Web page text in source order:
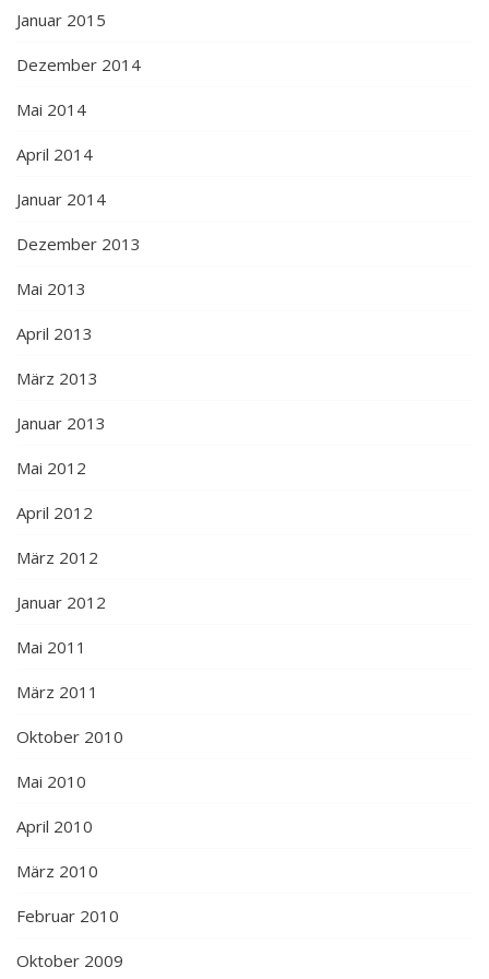
Januar 2015
Dezember 2014
Mai 2014
April 2014
Januar 2014
Dezember 2013
Mai 2013
April 2013
März 2013
Januar 2013
Mai 2012
April 2012
März 2012
Januar 2012
Mai 2011
März 2011
Oktober 2010
Mai 2010
April 2010
März 2010
Februar 2010
Oktober 2009